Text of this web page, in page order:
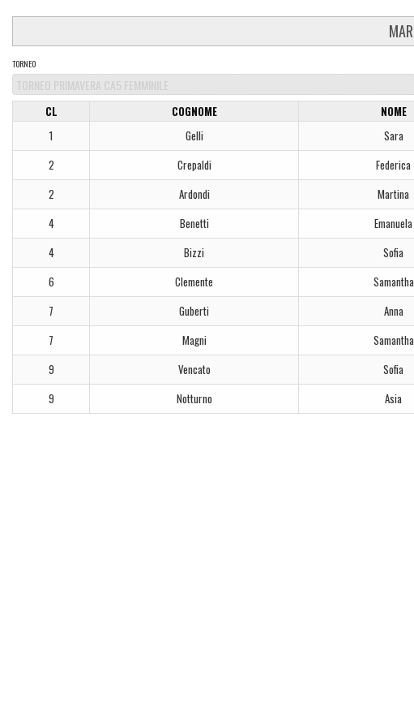
TORNEO
CL COGNOME NOME
1
Gelli Sara
2
Crepaldi Federica
2
Ardondi Martina
4
Benetti Emanuela
4
Bizzi Sofia
6
Clemente Samantha
7
Guberti Anna
7
Magni Samantha
9
Vencato Sofia
9
Notturno Asia